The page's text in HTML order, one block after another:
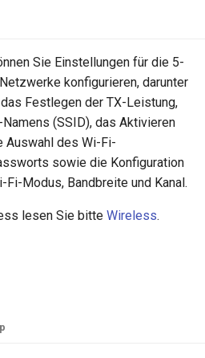
Sie Einstellungen für die 5-
konfigurieren, darunter
Festlegen der TX-Leistung,
(SSID), das Aktivieren
Auswahl des Wi-Fi-
sowie die Konfiguration
Modus, Bandbreite und Kanal.
lesen Sie bitte Wireless.